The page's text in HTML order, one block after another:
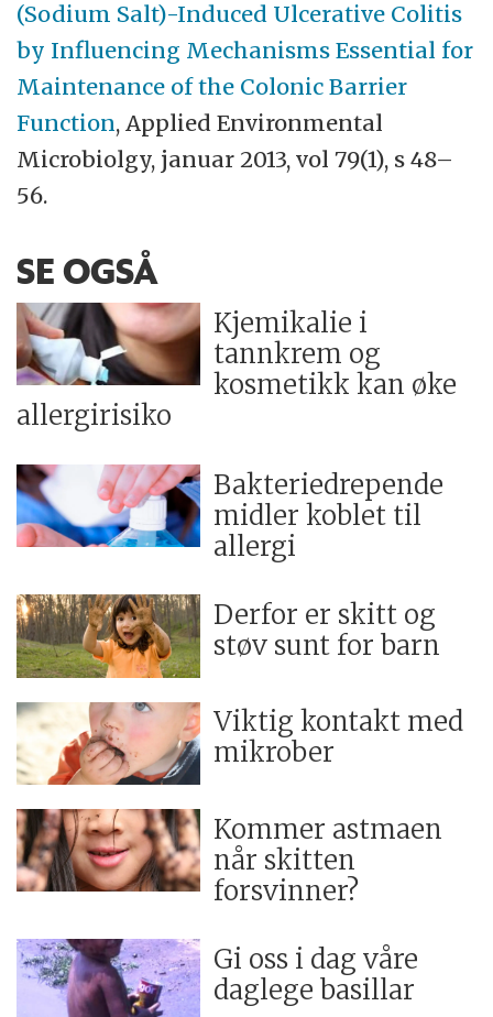
(Sodium Salt)-Induced Ulcerative Colitis
by Influencing Mechanisms Essential for
Maintenance of the Colonic Barrier
Function, Applied Environmental
Microbiolgy, januar 2013, vol 79(1), s 48–
56.
SE OGSÅ
Kjemikalie i
tannkrem og
kosmetikk kan øke
allergirisiko
Bakteriedrepende
midler koblet til
allergi
Derfor er skitt og
støv sunt for barn
Viktig kontakt med
mikrober
Kommer astmaen
når skitten
forsvinner?
Gi oss i dag våre
daglege basillar